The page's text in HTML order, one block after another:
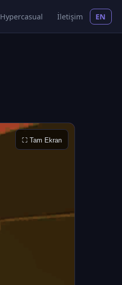
Hypercasual İletişim EN
⛶ Tam Ekran